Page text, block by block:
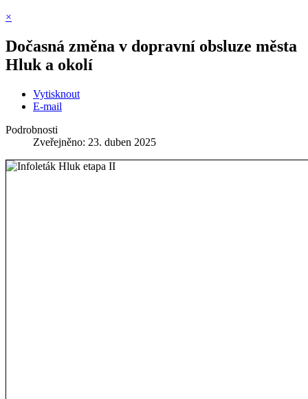
×
Dočasná změna v dopravní obsluze města
Hluk a okolí
Vytisknout
E-mail
Podrobnosti
Zveřejněno: 23. duben 2025